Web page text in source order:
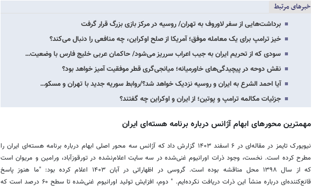
خبرهای مرتبط
برداشت‌هایی از سفر لاوروف به تهران/ روسیه در مرکز بازی بزرگ قرار گرفت
خیز ترامپ برای یک معامله موفق؛ آمریکا از صلح اوکراین، چه منافعی را دنبال می‌کند؟
سودی که از تحریم ایران به جیب اعراب سرریز می‌شود/ حاکمان عربی خلیج فارس با وضعیت…
نقش دوحه در پیچیدگی‌های خاورمیانه؛ میانجی‌گری قطر موفقیت آمیز خواهد بود؟
آیا احمد الشرع به ایران و روسیه نزدیک خواهد شد؟/روابط سوریه جدید با تهران و مسکو…
جزئیات مکالمه ترامپ و پوتین؛ از ایران و اوکراین چه گفتند؟
مهمترین محورهای ابهام آژانس درباره برنامه هسته‌ای ایران
نیویورک تایمز در مقاله‌ای در ۶ اسفند ۱۴۰۳ گزارش داد که آژانس سه محور اصلی ابهام درباره برنامه هسته‌ای ایران را
مطرح کرده است. نخست، وجود ذرات اورانیوم غنی‌شده در سه سایت اعلام‌نشده در تورقوزآباد، ورامین و مریوان است
که از سال ۱۳۹۸ محل مناقشه بوده است. گروسی در اظهاراتی در آبان ۱۴۰۳ اعلام کرده بود: "ما هنوز پاسخ
قانع‌کننده‌ای درباره منشأ این ذرات دریافت نکرده‌ایم. " دوم، افزایش تولید اورانیوم غنی‌شده تا سطح ۶۰ درصد است که